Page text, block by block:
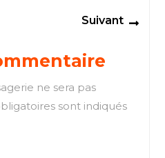
Suivant
ne sera pas
sont indiqués